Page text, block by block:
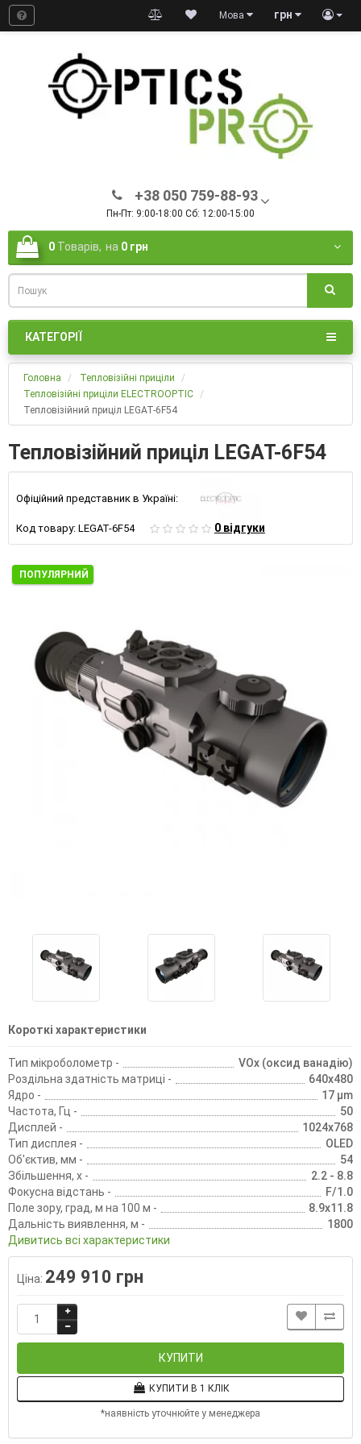
грн
Мова
+38 050 759-88-93
Пн-Пт: 9:00-18:00 Сб: 12:00-15:00
0 Товарів, на 0 грн
КАТЕГОРІЇ
Головна
Тепловізійні приціли
Тепловізійні приціли ELECTROOPTIC
Тепловізійний приціл LEGAT-6F54
Тепловізійний приціл LEGAT-6F54
Офіційний представник в Україні:
Код товару: LEGAT-6F54 0 відгуки
ПОПУЛЯРНИЙ
Короткі характеристики
Тип мікроболометр -
VOx (оксид ванадію)
Роздільна здатність матриці -
640x480
Ядро -
17 µm
Частота, Гц -
50
Дисплей -
1024x768
Тип дисплея -
OLED
Об'єктив, мм -
54
Збільшення, х -
2.2 - 8.8
Фокусна відстань -
F/1.0
Поле зору, град, м на 100 м -
8.9x11.8
Дальність виявлення, м -
1800
Дивитись всі характеристики
Ціна: 249 910 грн
КУПИТИ
КУПИТИ В 1 КЛІК
*наявність уточнюйте у менеджера